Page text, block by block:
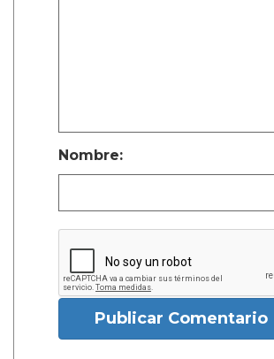
Nombre:
Publicar Comentario